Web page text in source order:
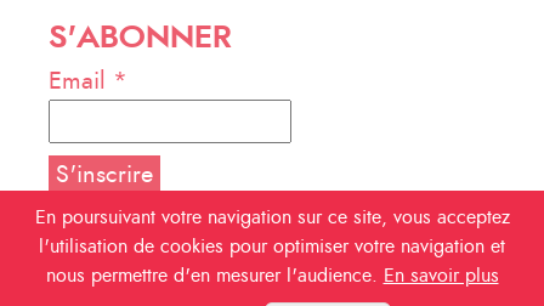
S'ABONNER
Email *
NOUS SUIVRE
En poursuivant votre navigation sur ce site, vous acceptez
l'utilisation de cookies pour optimiser votre navigation et
nous permettre d'en mesurer l'audience.
En savoir plus